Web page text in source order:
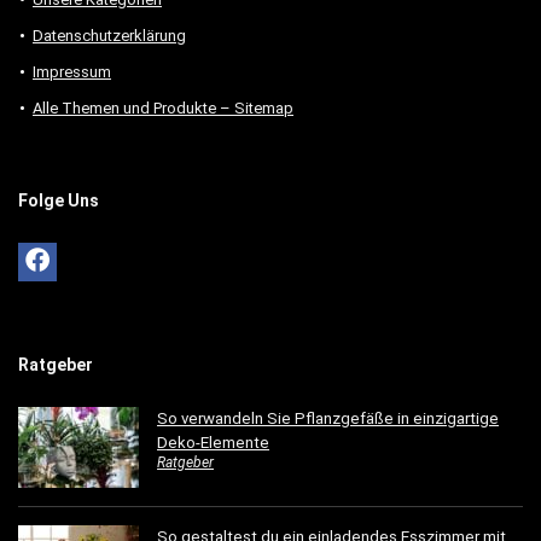
Datenschutzerklärung
Impressum
Alle Themen und Produkte – Sitemap
Folge Uns
Ratgeber
So verwandeln Sie Pflanzgefäße in einzigartige
Deko-Elemente
Ratgeber
So gestaltest du ein einladendes Esszimmer mit